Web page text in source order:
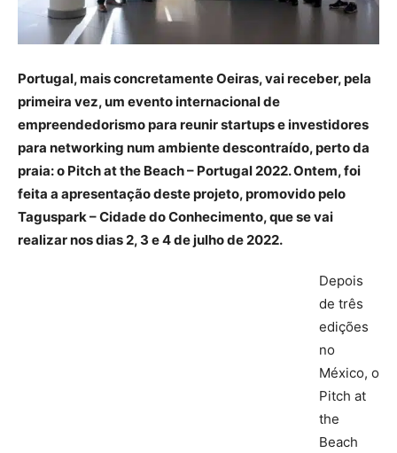
Portugal, mais concretamente Oeiras, vai receber, pela
primeira vez, um evento internacional de
empreendedorismo para reunir startups e investidores
para networking num ambiente descontraído, perto da
praia: o Pitch at the Beach – Portugal 2022. Ontem, foi
feita a apresentação deste projeto, promovido pelo
Taguspark – Cidade do Conhecimento, que se vai
realizar nos dias 2, 3 e 4 de julho de 2022.
Depois
de três
edições
no
México, o
Pitch at
the
Beach